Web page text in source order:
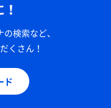
検索など、
くさん！
ド